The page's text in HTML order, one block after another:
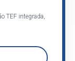
TEF integrada,